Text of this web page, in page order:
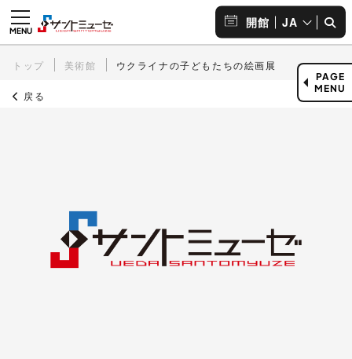
開館 JA
トップ 美術館 ウクライナの子どもたちの絵画展
戻る
PAGE
MENU